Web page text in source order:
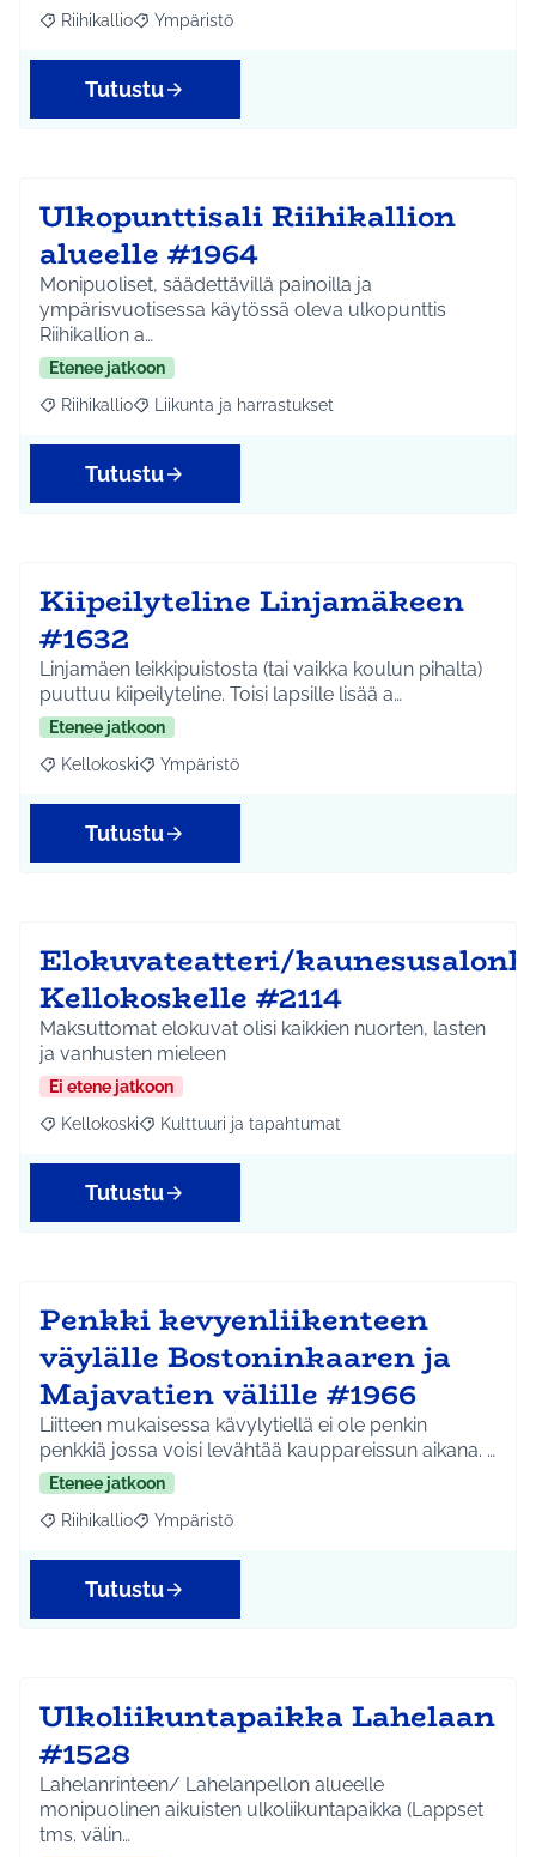
Rajaa tulokset aihepiirin mukaan: Riihikallio
Riihikallio Rajaa tulokset teeman mukaan: Ympäristö
Ympäristö
Tutustu
Ulkopunttisali Riihikallion
alueelle #1964
Monipuoliset, säädettävillä painoilla ja
ympärisvuotisessa käytössä oleva ulkopunttis
Riihikallion a…
Etenee jatkoon
Rajaa tulokset aihepiirin mukaan: Riihikallio
Riihikallio Rajaa tulokset teeman mukaan: Liikunta ja
Liikunta ja harrastukset
Tutustu
Kiipeilyteline Linjamäkeen
#1632
Linjamäen leikkipuistosta (tai vaikka koulun pihalta)
puuttuu kiipeilyteline. Toisi lapsille lisää a…
Etenee jatkoon
Rajaa tulokset aihepiirin mukaan: Kellokoski
Kellokoski Rajaa tulokset teeman mukaan: Ympäristö
Ympäristö
Tutustu
Elokuvateatteri/
Kellokoskelle #2114
Maksuttomat elokuvat olisi kaikkien nuorten, lasten
ja vanhusten mieleen
Ei etene jatkoon
Rajaa tulokset aihepiirin mukaan: Kellokoski
Kellokoski Rajaa tulokset teeman mukaan: Kulttuuri ja
Kulttuuri ja tapahtumat
Tutustu
Penkki kevyenliikenteen
väylälle Bostoninkaaren ja
Majavatien välille #1966
Liitteen mukaisessa kävylytiellä ei ole penkin
penkkiä jossa voisi levähtää kauppareissun aikana. …
Etenee jatkoon
Rajaa tulokset aihepiirin mukaan: Riihikallio
Riihikallio Rajaa tulokset teeman mukaan: Ympäristö
Ympäristö
Tutustu
Ulkoliikuntapaikka Lahelaan
#1528
Lahelanrinteen/ Lahelanpellon alueelle
monipuolinen aikuisten ulkoliikuntapaikka (Lappset
tms. välin…